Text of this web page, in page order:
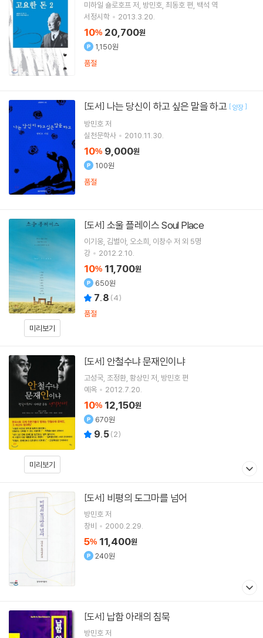
미하일 숄로호프 저 방민호 최동호 편 백석 역
서정시학
2013.3.20.
10% 20,700원
1,150원
품절
[도서] 나는 당신이 하고 싶은 말을 하고 [양장]
방민호저
실천문학사
2010.11.30.
10% 9,000원
100원
품절
미리보기
[도서] 소울 플레이스 Soul Place
이기웅 김별아 오소희 이창수저 외 5명
강
2012.2.10.
10% 11,700원
650원
7.8 (4)
품절
미리보기
[도서] 안철수냐 문재인이냐
고성국 조정환 황상민 저 방민호 편
예옥
2012.7.20.
10% 12,150원
670원
9.5(2)
[도서] 비평의 도그마를 넘어
방민호저
창비
2000.2.29.
5% 11,400원
240원
[도서] 납함 아래의 침묵
방민호저